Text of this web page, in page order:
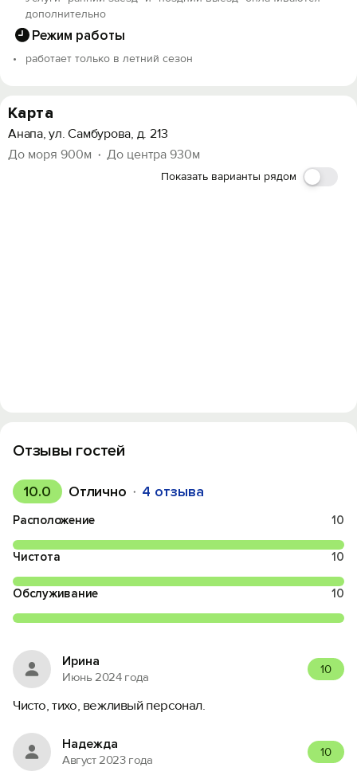
дополнительно
Режим работы
работает только в летний сезон
Карта
Анапа, ул. Самбурова, д. 213
До моря 900м
До центра 930м
Показать варианты рядом
Отзывы гостей
10.0 Отлично 4 отзыва
Расположение 10
Чистота 10
Обслуживание 10
Ирина
Июнь 2024 года
10
Чисто, тихо, вежливый персонал.
Надежда
Август 2023 года
10